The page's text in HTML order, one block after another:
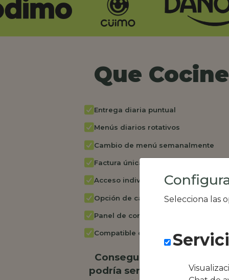
Que
Entrega diaria puntual
Menús diarios rotativos
Cambio de menú semanalmente
Factura única
Acceso individual empleados
Opción de catering
Panel de control RR.HH
Compatible con equipos híbridos
Conseguimos la oferta
podría ser Restaurante los
Selecciona las